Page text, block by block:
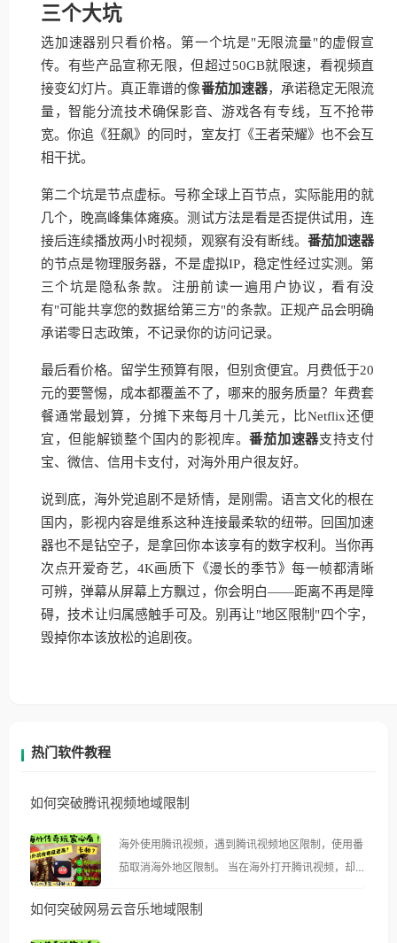
三个大坑
选加速器别只看价格。第一个坑是"无限流量"的虚假宣
传。有些产品宣称无限，但超过50GB就限速，看视频直
接变幻灯片。真正靠谱的像番茄加速器，承诺稳定无限流
量，智能分流技术确保影音、游戏各有专线，互不抢带
宽。你追《狂飙》的同时，室友打《王者荣耀》也不会互
相干扰。
第二个坑是节点虚标。号称全球上百节点，实际能用的就
几个，晚高峰集体瘫痪。测试方法是看是否提供试用，连
接后连续播放两小时视频，观察有没有断线。 番茄加速器
的节点是物理服务器，不是虚拟IP，稳定性经过实测。第
三个坑是隐私条款。注册前读一遍用户协议，看有没
有"可能共享您的数据给第三方"的条款。正规产品会明确
承诺零日志政策，不记录你的访问记录。
最后看价格。留学生预算有限，但别贪便宜。月费低于20
元的要警惕，成本都覆盖不了，哪来的服务质量？年费套
餐通常最划算，分摊下来每月十几美元，比Netflix还便
宜，但能解锁整个国内的影视库。番茄加速器支持支付
宝、微信、信用卡支付，对海外用户很友好。
说到底，海外党追剧不是矫情，是刚需。语言文化的根在
国内，影视内容是维系这种连接最柔软的纽带。回国加速
器也不是钻空子，是拿回你本该享有的数字权利。当你再
次点开爱奇艺，4K画质下《漫长的季节》每一帧都清晰
可辨，弹幕从屏幕上方飘过，你会明白——距离不再是障
碍，技术让归属感触手可及。别再让"地区限制"四个字，
毁掉你本该放松的追剧夜。
热门软件教程
如何突破腾讯视频地域限制
海外使用腾讯视频，遇到腾讯视频地区限制，使用番
茄取消海外地区限制。 当在海外打开腾讯视频，却突
示语。 海外用户如香港、澳门、台湾、美国、加拿
如何突破网易云音乐地域限制